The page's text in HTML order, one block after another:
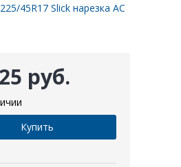
45R17 Slick нарезка AC
руб.